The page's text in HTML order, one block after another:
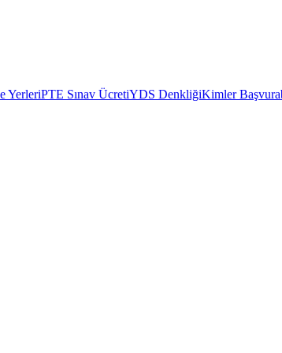
YerleriPTE Sınav ÜcretiYDS DenkliğiKimler